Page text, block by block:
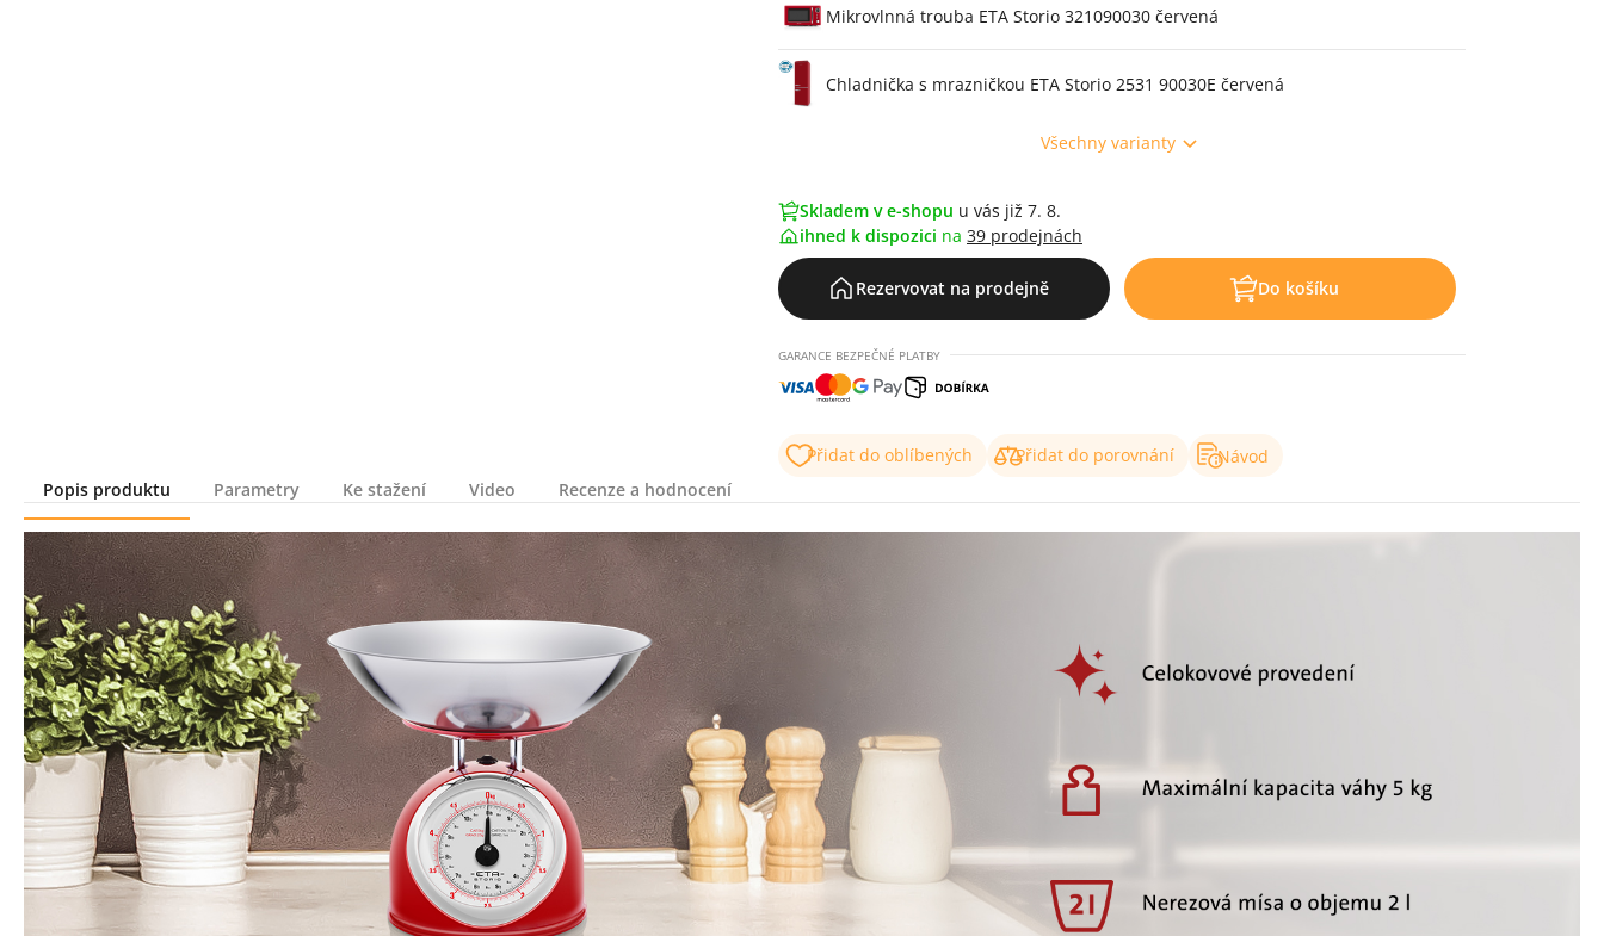
Mikrovlnná trouba ETA Storio 321090030 červená
Chladnička s mrazničkou ETA Storio 2531 90030E červená
Všechny varianty
Skladem v e-shopu u vás již 7. 8.
ihned k dispozici na 39 prodejnách
Rezervovat na prodejně Do košíku
GARANCE BEZPEČNÉ PLATBY
Přidat do oblíbených Přidat do porovnání
Návod
Popis produktu
Parametry Ke stažení Video Recenze a hodnocení
Popis produktu